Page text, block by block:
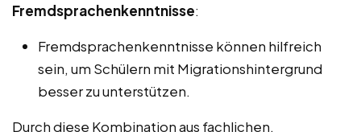
Fremdsprachenkenntnisse:
Fremdsprachenkenntnisse können hilfreich
sein, um Schülern mit Migrationshintergrund
besser zu unterstützen.
Durch diese Kombination aus fachlichen,